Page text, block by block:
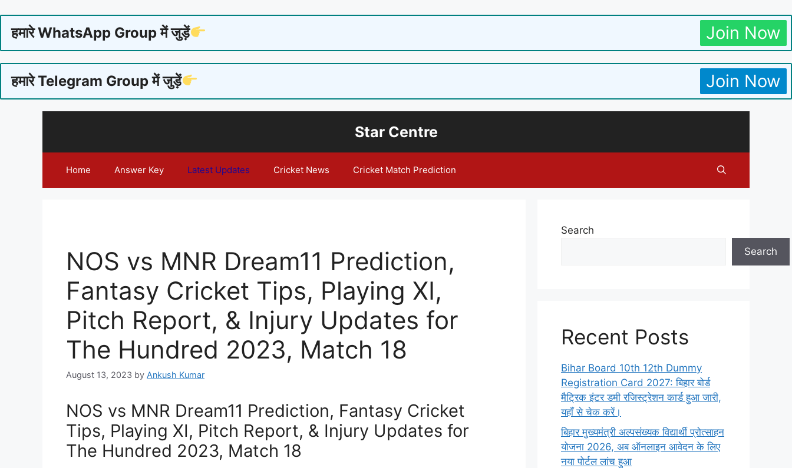
हमारे WhatsApp Group में जुड़ें Join Now
हमारे Telegram Group में जुड़ें Join Now
Star Centre
Home Answer Key Latest Updates Cricket News Cricket Match Prediction
NOS vs MNR Dream11 Prediction,
Fantasy Cricket Tips, Playing XI,
Pitch Report, & Injury Updates for
The Hundred 2023, Match 18
August 13, 2023 by Ankush Kumar
NOS vs MNR Dream11 Prediction, Fantasy Cricket
Tips, Playing XI, Pitch Report, & Injury Updates for
The Hundred 2023, Match 18
Search
Search
Recent Posts
Bihar Board 10th 12th Dummy
Registration Card 2027: बिहार बोर्ड
मैट्रिक इंटर डमी रजिस्ट्रेशन कार्ड हुआ जारी,
यहाँ से चेक करें।
बिहार मुख्यमंत्री अल्पसंख्यक विद्यार्थी प्रोत्साहन
योजना 2026, अब ऑनलाइन आवेदन के लिए
नया पोर्टल लांच हुआ